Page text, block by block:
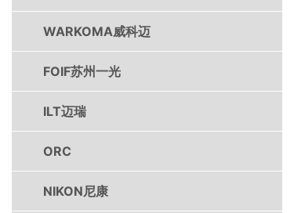
WARKOMA威科迈
FOIF苏州一光
ILT迈瑞
ORC
NIKON尼康